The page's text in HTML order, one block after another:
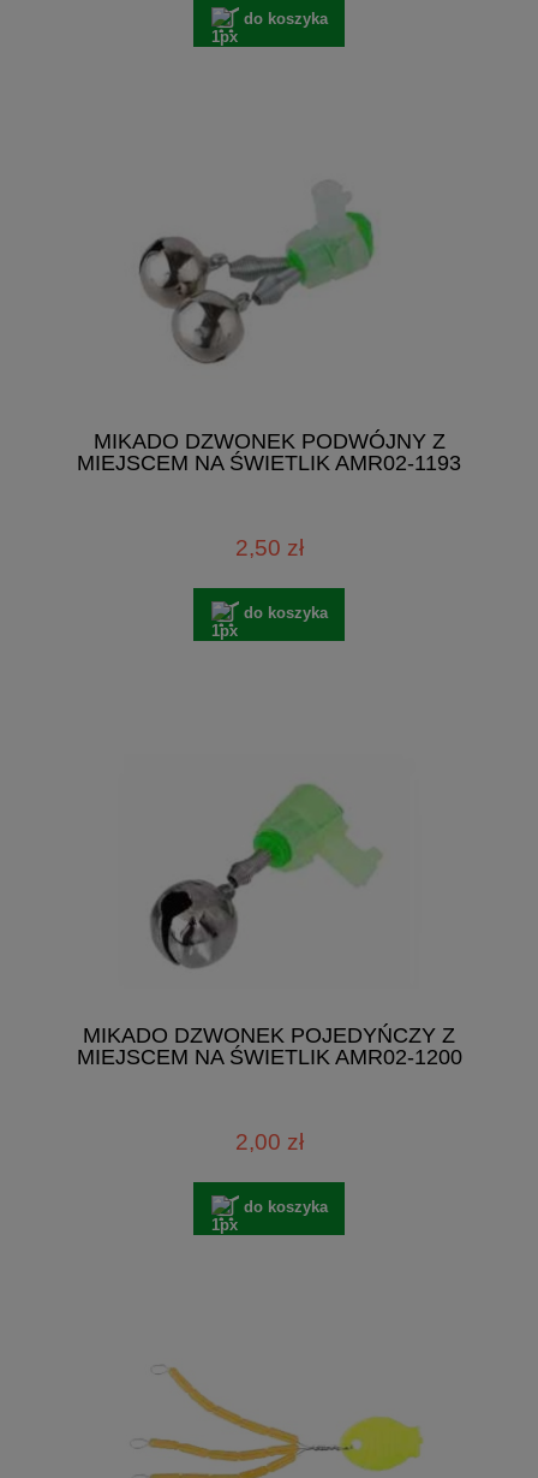
do koszyka
MIKADO DZWONEK PODWÓJNY Z
MIEJSCEM NA ŚWIETLIK AMR02-1193
2,50 zł
do koszyka
MIKADO DZWONEK POJEDYŃCZY Z
MIEJSCEM NA ŚWIETLIK AMR02-1200
2,00 zł
do koszyka